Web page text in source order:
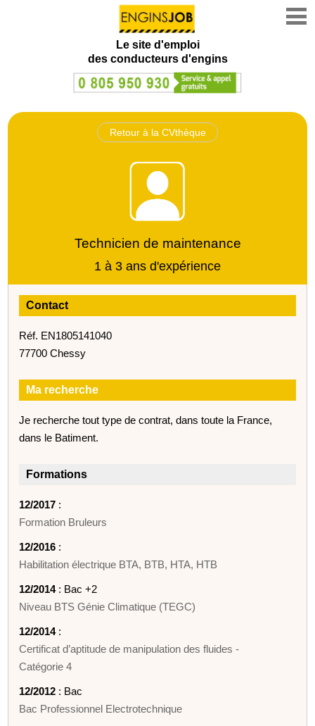
Le site d'emploi
des conducteurs d'engins
Retour à la CVthèque
Technicien de maintenance
1 à 3 ans d'expérience
Contact
Réf. EN1805141040
77700 Chessy
Ma recherche
Je recherche tout type de contrat, dans toute la France,
dans le Batiment.
Formations
12/2017 :
Formation Bruleurs
12/2016 :
Habilitation électrique BTA, BTB, HTA, HTB
12/2014: Bac +2
Niveau BTS Génie Climatique (TEGC)
12/2014:
Certificat d’aptitude de manipulation des fluides -
Catégorie 4
12/2012 : Bac
Bac Professionnel Electrotechnique